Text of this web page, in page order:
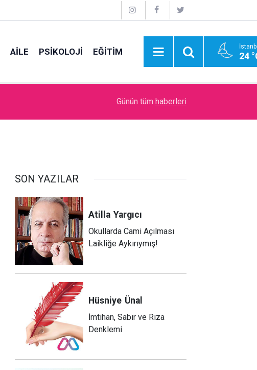
AİLE PSİKOLOJİ EĞİTİM 24
İdare Etme Sanatı
Günün tüm haberleri
SON YAZILAR
Atilla Yargıcı
Okullarda Cami Açılması
Laikliğe Aykırıymış!
Hüsniye Ünal
İmtihan, Sabır ve Rıza
Denklemi